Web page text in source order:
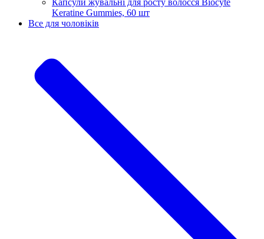
Keratine Gummies, 60 шт
Все для чоловіків